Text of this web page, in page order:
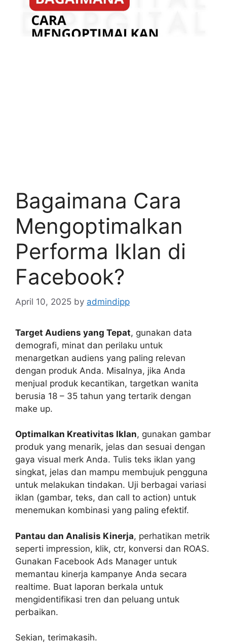
Bagaimana Cara
Mengoptimalkan
Performa Iklan di
Facebook?
April 10, 2025 by admindipp
Target Audiens yang Tepat, gunakan data
demografi, minat dan perilaku untuk
menargetkan audiens yang paling relevan
dengan produk Anda. Misalnya, jika Anda
menjual produk kecantikan, targetkan wanita
berusia 18 – 35 tahun yang tertarik dengan
make up.
Optimalkan Kreativitas Iklan, gunakan gambar
produk yang menarik, jelas dan sesuai dengan
gaya visual merk Anda. Tulis teks iklan yang
singkat, jelas dan mampu membujuk pengguna
untuk melakukan tindakan. Uji berbagai variasi
iklan (gambar, teks, dan call to action) untuk
menemukan kombinasi yang paling efektif.
Pantau dan Analisis Kinerja, perhatikan metrik
seperti impression, klik, ctr, konversi dan ROAS.
Gunakan Facebook Ads Manager untuk
memantau kinerja kampanye Anda secara
realtime. Buat laporan berkala untuk
mengidentifikasi tren dan peluang untuk
perbaikan.
Sekian, terimakasih.